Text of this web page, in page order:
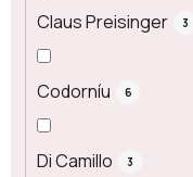
Claus Preisinger 3
Codorníu 6
Di Camillo 3